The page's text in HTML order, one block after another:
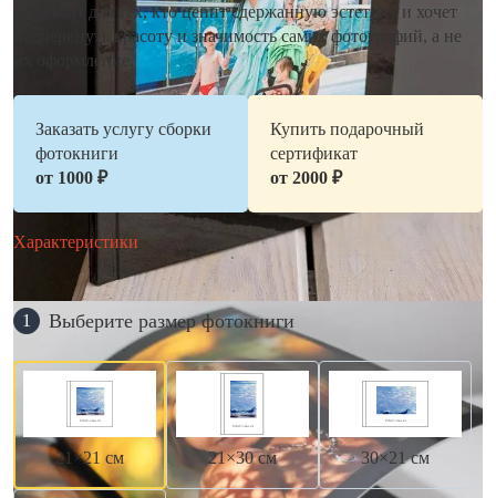
подходит для тех, кто ценит сдержанную эстетику и хочет
подчеркнуть красоту и значимость самих фотографий, а не
их оформление.
Заказать услугу сборки
фотокниги
от 1000 ₽
Купить подарочный
сертификат
от 2000 ₽
Характеристики
1 Выберите размер фотокниги
21×21 см 21×30 см 30×21 см